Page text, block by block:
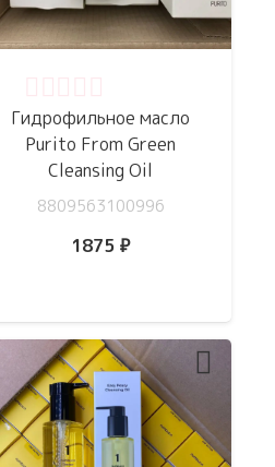
Гидрофильное масло
Purito From Green
Cleansing Oil
8809563100996
1875 ₽